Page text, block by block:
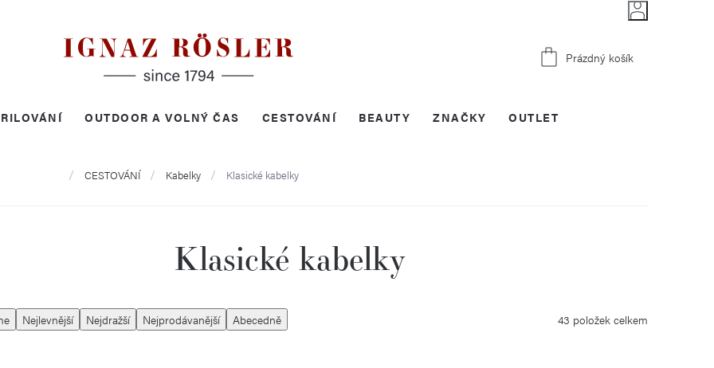
Nákupní
Prázdný košík
OUTDOOR A VOLNÝ ČAS CESTOVÁNÍ BEAUTY OUTLET
ZNAČKY
DomůCESTOVÁNÍ Kabelky Klasické kabelky
Klasické kabelky
Nejlevnější Nejdražší Nejprodávanější Abecedně 43 položek celkem